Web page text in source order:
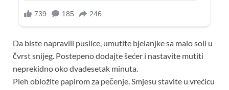
Da biste napravili puslice, umutite bjelanjke sa malo soli u
čvrst snijeg. Postepeno dodajte šećer i nastavite mutiti
neprekidno oko dvadesetak minuta.
Pleh obložite papirom za pečenje. Smjesu stavite u vrećicu